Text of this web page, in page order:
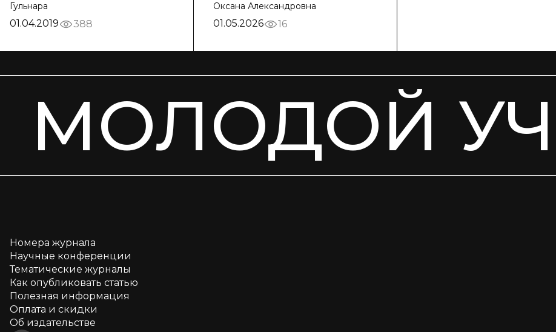
Гульнара
01.04.2019 388
Оксана Александровна
01.05.2026 16
МОЛОДОЙ
Номера журнала
Научные конференции
Тематические журналы
Как опубликовать статью
Полезная информация
Оплата и скидки
Об издательстве